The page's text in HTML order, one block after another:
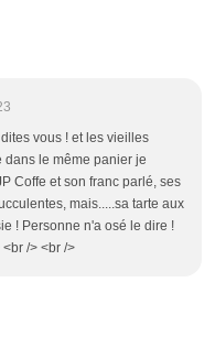
vous ! et les vieilles
dans le même panier je
Coffe et son franc parlé, ses
mais.....sa tarte aux
! Personne n'a osé le dire !
/> <br />